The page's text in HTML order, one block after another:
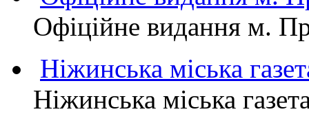
Офіційне видання м.
Ніжинська міська
Ніжинська міська